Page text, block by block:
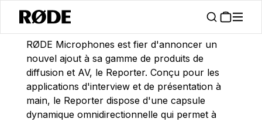
Nouvelles / Annonce Du Reporter Interview Micro Téléphone
RØDE Microphones est fier d'annoncer un
nouvel ajout à sa gamme de produits de
diffusion et AV, le Reporter. Conçu pour les
applications d'interview et de présentation à
main, le Reporter dispose d'une capsule
dynamique omnidirectionnelle qui permet à